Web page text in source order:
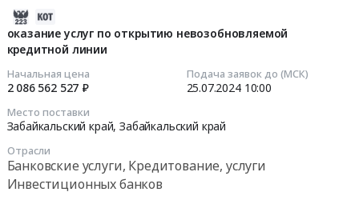
оказание услуг по открытию невозобновляемой
кредитной линии
Начальная цена
2 086 562 527 ₽
Подача заявок до (МСК)
25.07.2024 10:00
Место поставки
Забайкальский край,Забайкальский край
Отрасли
Банковские услуги, Кредитование, услуги
Инвестиционных банков